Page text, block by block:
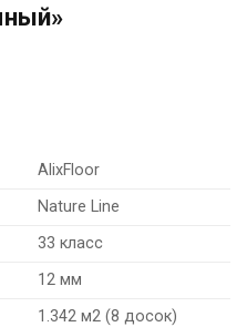
AlixFloor
Nature Line
33 класс
12 мм
1.342 м2 (8 досок)